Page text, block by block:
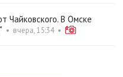
Чайковского. В Омске
• вчера, 15:34•